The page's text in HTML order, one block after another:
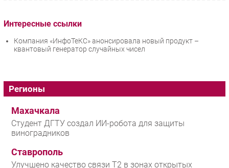
Интересные ссылки
Компания «ИнфоТеКС» анонсировала новый продукт –
квантовый генератор случайных чисел
Регионы
Махачкала
Студент ДГТУ создал ИИ-робота для защиты
виноградников
Ставрополь
Улучшено качество связи T2 в зонах открытых